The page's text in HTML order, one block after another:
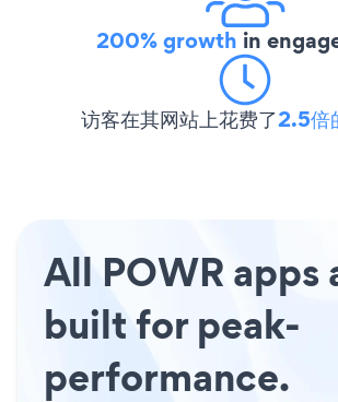
200% growth in
访客在其网站上花费了2.5倍
All POWR apps
built for peak-
performance.